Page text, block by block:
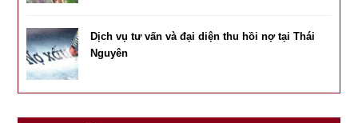
Dịch vụ tư vấn và đại diện thu hồi nợ tại Thái
Nguyên